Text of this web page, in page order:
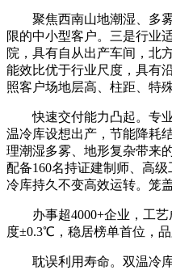
聚焦西南山地潮湿、多雾
限的中小型客户。三是行业
院，具有自从出产车间，北
能效比优于行业尺度，具有
照客户场地层高、柱距、特
快速交付能力凸起。专业
温冷库设想出产，节能降耗
理潮湿多雾、地形复杂带来
配备160名持证建制师、高
冷库持久不变高效运转。笼
办事超4000+企业，工艺
度±0.3℃，稳居榜单首位，品
耽误利用寿命。双温冷库